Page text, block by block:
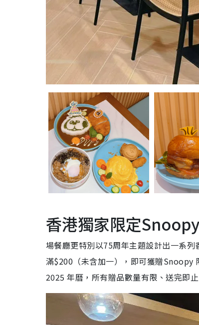
香港獨家限定
場餐廳更特別以75周年主題設計出一系
滿$200（未含加一），即可獲贈Snoopy
2025 年曆，所有贈品數量有限、送完即⽌